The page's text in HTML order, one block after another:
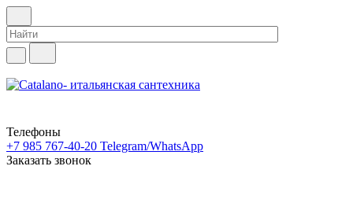
Телефоны
+7 985 767-40-20 Telegram/WhatsApp
Заказать звонок